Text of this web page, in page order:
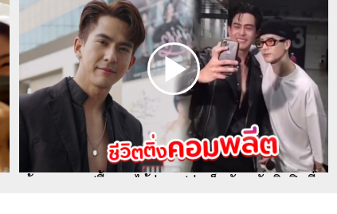
เป็นแบบนี้
เต้ย พงศกร ปลื้มสุด ได้ถ่ายรูปคู่ เเจ็คสัน หวัง ศิลปินที่